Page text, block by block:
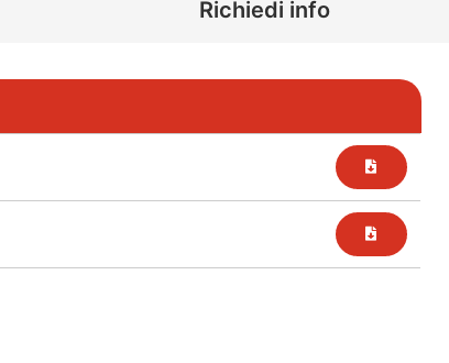
Richiedi info